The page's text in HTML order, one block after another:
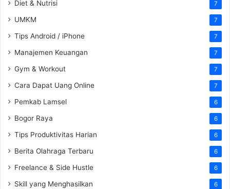
Diet & Nutrisi 7
UMKM 7
Tips Android / iPhone 7
Manajemen Keuangan 7
Gym & Workout 7
Cara Dapat Uang Online 7
Pemkab Lamsel 6
Bogor Raya 6
Tips Produktivitas Harian 6
Berita Olahraga Terbaru 6
Freelance & Side Hustle 6
Skill yang Menghasilkan 6